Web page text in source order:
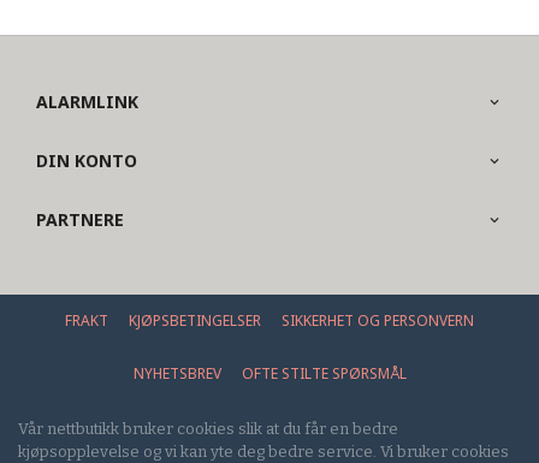
ALARMLINK
DIN KONTO
PARTNERE
FRAKT KJØPSBETINGELSER SIKKERHET OG PERSONVERN
NYHETSBREV OFTE STILTE SPØRSMÅL
Vår nettbutikk bruker cookies slik at du får en bedre
kjøpsopplevelse og vi kan yte deg bedre service. Vi bruker cookies